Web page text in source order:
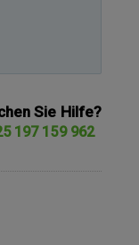
Sie Hilfe?
197 159 962